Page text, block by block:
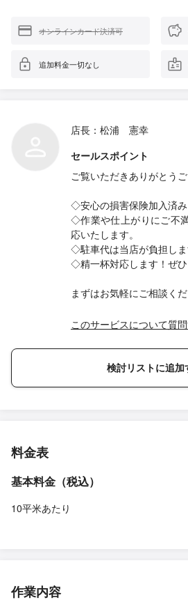
オンラインカード決済可
追加料金一切なし
店長：松浦 憲幸
セールスポイント
ご覧いただきありがとうご
◇安心の損害保険加入済み
◇作業や仕上がりにご不
応いたします。
◇駐車代は当店が負担し
◇精一杯対応します！ぜ
まずはお気軽にご相談くだ
このサービスについて質
検討リストに追加
料金表
基本料金（税込）
10平米あたり
作業内容